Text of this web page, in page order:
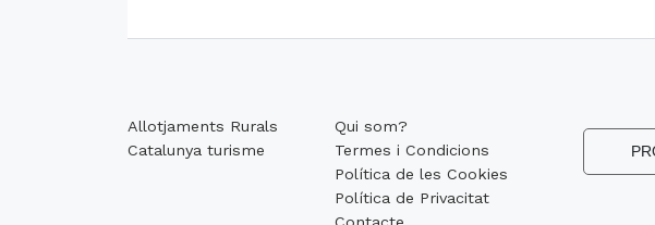
Allotjaments Rurals
Catalunya turisme
Qui som?
Termes i Condicions
Política de les Cookies
Política de Privacitat